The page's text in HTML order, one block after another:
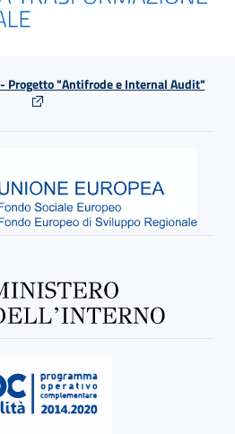
Progetto "Antifrode e Internal Audit"